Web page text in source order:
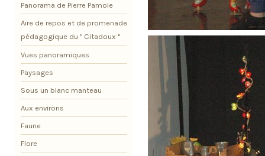
Panorama de Pierre Pamole
Aire de repos et de promenade
pédagogique du " Citadoux "
Vues panoramiques
Paysages
Sous un blanc manteau
Aux environs
Faune
Flore